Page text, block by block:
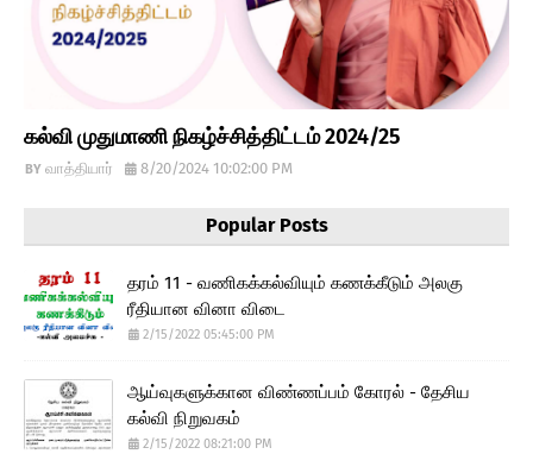
கல்வி முதுமாணி நிகழ்ச்சித்திட்டம் 2024/25
வாத்தியார் 8/20/2024 10:02:00 PM
Popular Posts
தரம் 11 - வணிகக்கல்வியும் கணக்கீடும் அலகு
ரீதியான வினா விடை
2/15/2022 05:45:00 PM
ஆய்வுகளுக்கான விண்ணப்பம் கோரல் - தேசிய
கல்வி நிறுவகம்
2/15/2022 08:21:00 PM